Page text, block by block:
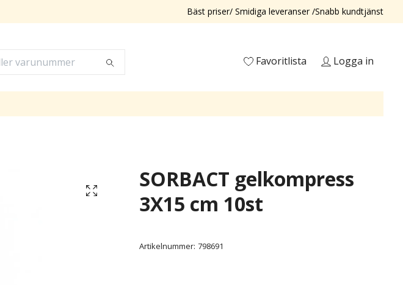
Bäst priser/ Smidiga leveranser /Snabb kundtjänst
Favoritlista Logga in
SORBACT gelkompress
3X15 cm 10st
Artikelnummer: 798691